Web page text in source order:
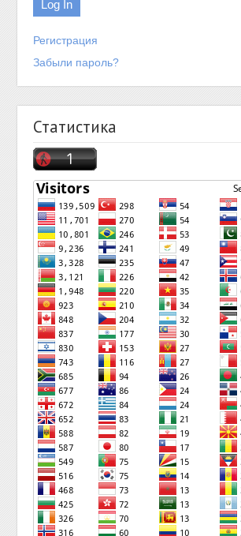
Регистрация
Забыли пароль?
Статистика